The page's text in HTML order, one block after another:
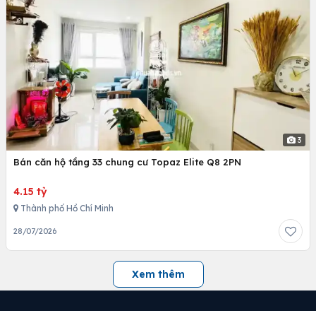
3
Bán căn hộ tầng 33 chung cư Topaz Elite Q8 2PN
4.15 tỷ
Thành phố Hồ Chí Minh
28/07/2026
Xem thêm